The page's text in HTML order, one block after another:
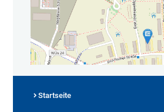
Startseite